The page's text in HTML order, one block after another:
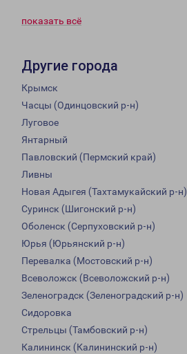
показать всё
Другие города
Крымск
Часцы (Одинцовский р-н)
Луговое
Янтарный
Павловский (Пермский край)
Ливны
Новая Адыгея (Тахтамукайский р-н)
Суринск (Шигонский р-н)
Оболенск (Серпуховский р-н)
Юрья (Юрьянский р-н)
Перевалка (Мостовский р-н)
Всеволожск (Всеволожский р-н)
Зеленоградск (Зеленоградский р-н)
Сидоровка
Стрельцы (Тамбовский р-н)
Калининск (Калининский р-н)